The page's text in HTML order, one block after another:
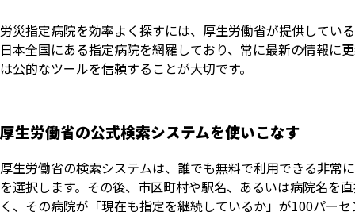
労災指定病院を効率よく探すには、厚生労働省が提供してい
日本全国にある指定病院を網羅しており、常に最新の情報に
は公的なツールを信頼することが大切です。
厚生労働省の公式検索システムを使いこなす
厚生労働省の検索システムは、誰でも無料で利用できる非常
を選択します。その後、市区町村や駅名、あるいは病院名を
く、その病院が「現在も指定を継続しているか」が100パー